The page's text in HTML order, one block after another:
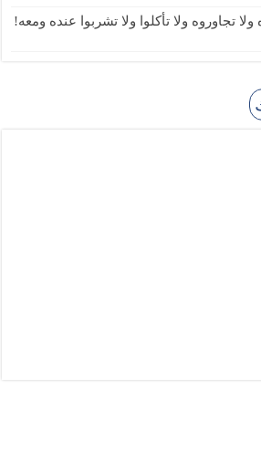
تجاوروه ولا تأكلوا ولا تشربوا عنده ومعه!